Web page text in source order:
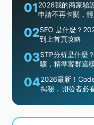
012026我的商家驗
申請不再卡關，
02SEO 是什麼？
到上首頁攻略
03STP分析是什麼
驟，精準客群這
042026最新！
揭秘，開發者必